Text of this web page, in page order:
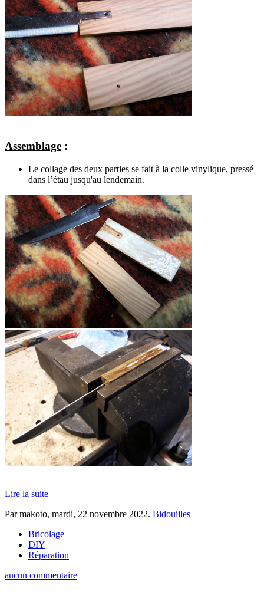
Assemblage :
Le collage des deux parties se fait à la colle vinylique, pressé
dans l’étau jusqu'au lendemain.
Lire la suite
Par makoto, mardi, 22 novembre 2022. Bidouilles
Bricolage
DIY
Réparation
aucun commentaire